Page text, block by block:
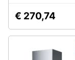
€ 270,74